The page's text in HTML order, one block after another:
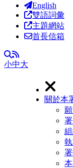
English
雙語詞彙
主題網站
首長信箱
全文檢索
RSS
小中大
關於本